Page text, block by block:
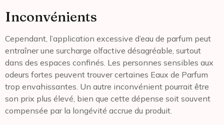
Inconvénients
Cependant, l’application excessive d’eau de parfum peut
entraîner une surcharge olfactive désagréable, surtout
dans des espaces confinés. Les personnes sensibles aux
odeurs fortes peuvent trouver certaines Eaux de Parfum
trop envahissantes. Un autre inconvénient pourrait être
son prix plus élevé, bien que cette dépense soit souvent
compensée par la longévité accrue du produit.